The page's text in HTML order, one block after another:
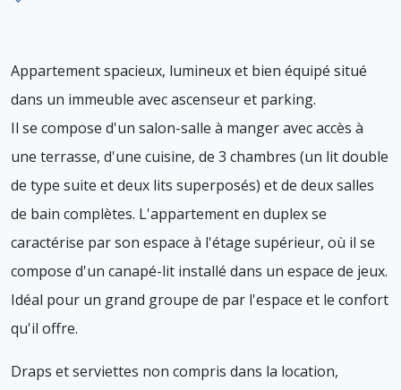
Appartement spacieux, lumineux et bien équipé situé
dans un immeuble avec ascenseur et parking.
Il se compose d'un salon-salle à manger avec accès à
une terrasse, d'une cuisine, de 3 chambres (un lit double
de type suite et deux lits superposés) et de deux salles
de bain complètes. L'appartement en duplex se
caractérise par son espace à l'étage supérieur, où il se
compose d'un canapé-lit installé dans un espace de jeux.
Idéal pour un grand groupe de par l'espace et le confort
qu'il offre.
Draps et serviettes non compris dans la location,